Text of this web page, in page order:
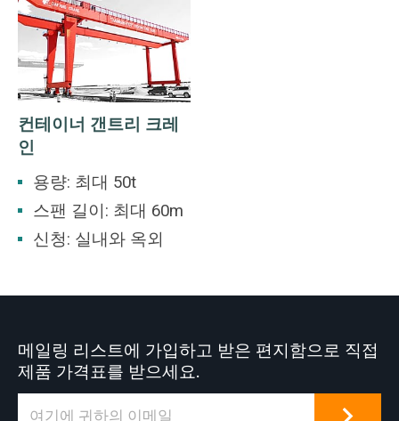
컨테이너 갠트리 크레
인
용량: 최대 50t
스팬 길이: 최대 60m
신청: 실내와 옥외
메일링 리스트에 가입하고 받은 편지함으로 직접
제품 가격표를 받으세요.